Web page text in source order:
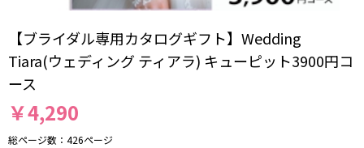
【ブライダル専用カタログギフト】Wedding
Tiara(ウェディング ティアラ) キューピット3900円コ
ース
￥4,290
総ページ数
426ページ